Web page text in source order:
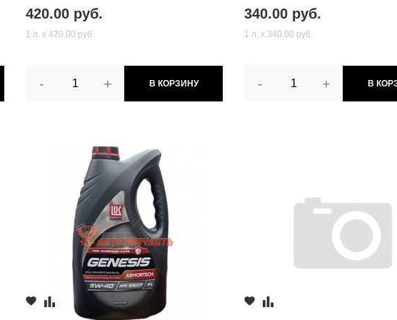
420.00 руб.
1 л. х 420.00 руб.
- + В КОРЗИНУ
340.00 руб.
1 л. х 340.00 руб.
- + В